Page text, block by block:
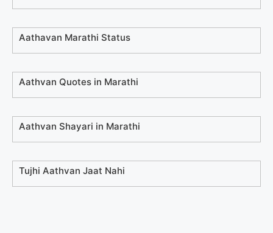
Aathavan Marathi Status
Aathvan Quotes in Marathi
Aathvan Shayari in Marathi
Tujhi Aathvan Jaat Nahi